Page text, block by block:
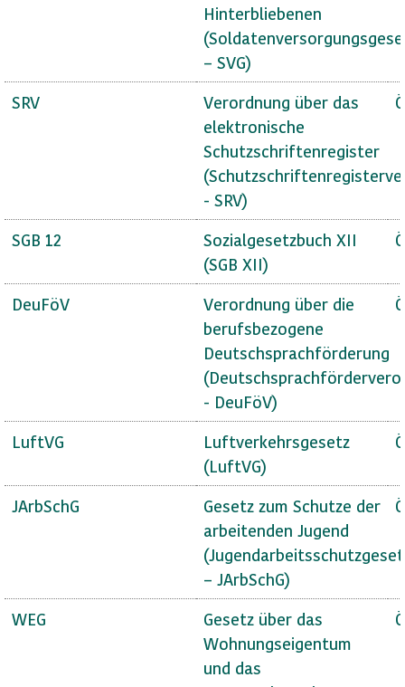
Hinterbliebenen
– SVG)
SRV
Verordnung über das
elektronische
Schutzschriftenregister
- SRV)
SGB 12
Sozialgesetzbuch XII
(SGB XII)
DeuFöV
Verordnung über die
berufsbezogene
Deutschsprachförderung
- DeuFöV)
LuftVG
Luftverkehrsgesetz
(LuftVG)
JArbSchG
Gesetz zum Schutze der
arbeitenden Jugend
– JArbSchG)
WEG
Gesetz über das
Wohnungseigentum
und das